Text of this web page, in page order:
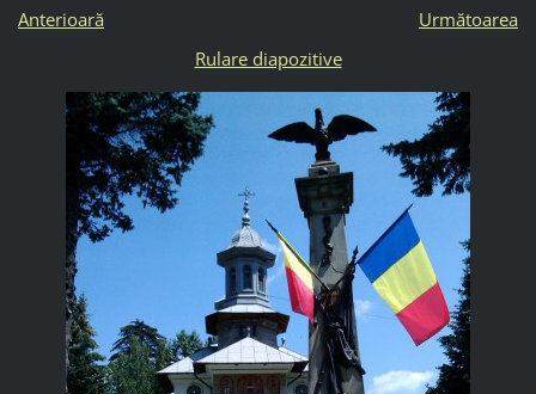
Anterioară
Următoarea
Rulare diapozitive